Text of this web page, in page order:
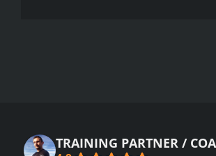
TRAINING PARTNER /